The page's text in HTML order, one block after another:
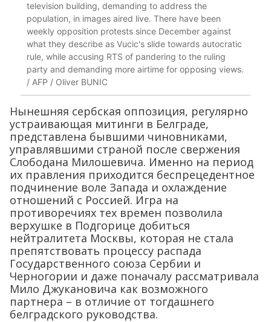
television building, demanding to address the
population, in images aired live. There have been
weekly opposition protests since December against
what they describe as Vucic's slide towards autocratic
rule, while accusing RTS of pandering to the ruling
party and demanding more airtime for opposing views.
/ AFP / Oliver BUNIC
Нынешняя сербская оппозиция, регулярно
устраивающая митинги в Белграде,
представлена бывшими чиновниками,
управлявшими страной после свержения
Слободана Милошевича. Именно на период
их правления приходится беспрецедентное
подчинение воле Запада и охлаждение
отношений с Россией. Игра на
противоречиях тех времен позволила
верхушке в Подгорице добиться
нейтралитета Москвы, которая не стала
препятствовать процессу распада
Государственного союза Сербии и
Черногории и даже поначалу рассматривала
Мило Джукановича как возможного
партнера – в отличие от тогдашнего
белградского руководства.